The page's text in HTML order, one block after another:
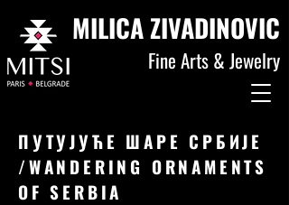
MILICA ZIVADINOVIC
Fine Arts & Jewelry
ПУТУЈУЋЕ ШАРЕ СРБИЈЕ
/WANDERING ORNAMENTS
OF SERBIA